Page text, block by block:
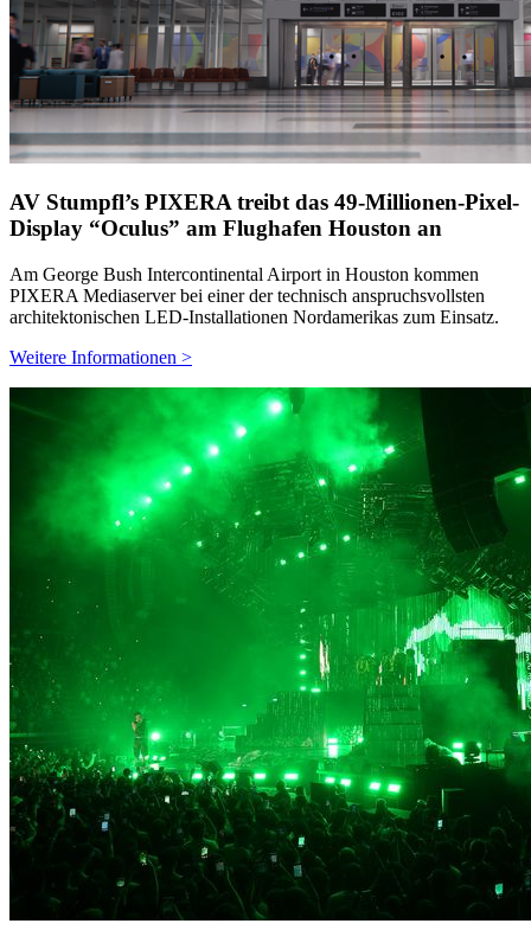
AV Stumpfl’s PIXERA treibt das 49-Millionen-Pixel-
Display “Oculus” am Flughafen Houston an
Am George Bush Intercontinental Airport in Houston kommen
PIXERA Mediaserver bei einer der technisch anspruchsvollsten
architektonischen LED-Installationen Nordamerikas zum Einsatz.
Weitere Informationen >